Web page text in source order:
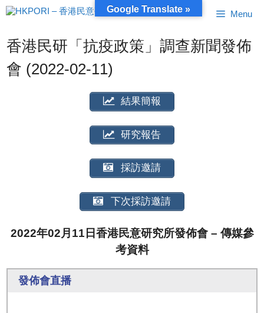
跳
至
容
Menu
香港民研「抗疫政策」調查新聞發佈
會 (2022-02-11)
結果簡報
研究報告
採訪邀請
下次採訪邀請
2022年02月11日香港民意研究所發佈會 – 傳媒參
考資料
發佈會直播
Google Translate »